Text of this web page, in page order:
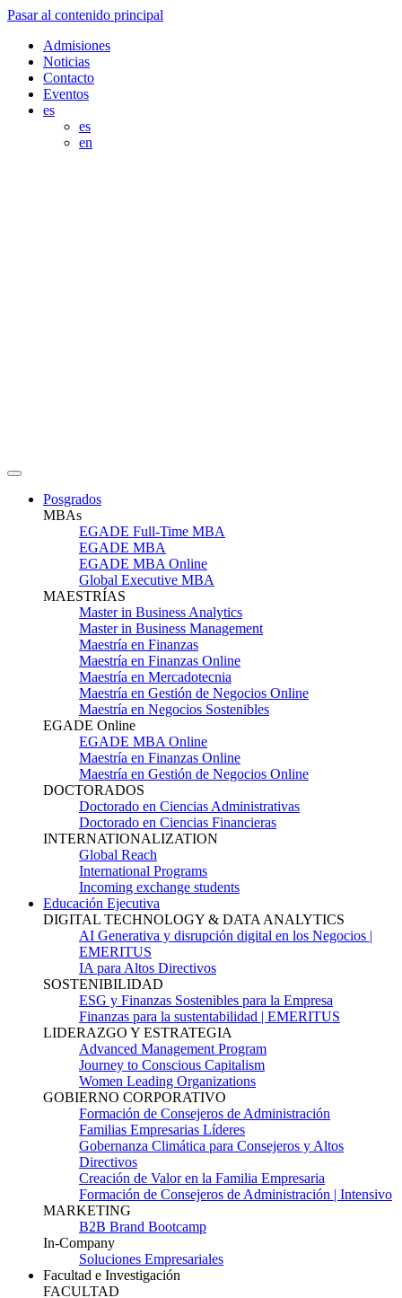
Pasar al contenido principal
Admisiones
Noticias
Contacto
Eventos
es
es
en
Posgrados
MBAs
EGADE Full-Time MBA
EGADE MBA
EGADE MBA Online
Global Executive MBA
MAESTRÍAS
Master in Business Analytics
Master in Business Management
Maestría en Finanzas
Maestría en Finanzas Online
Maestría en Mercadotecnia
Maestría en Gestión de Negocios Online
Maestría en Negocios Sostenibles
EGADE Online
EGADE MBA Online
Maestría en Finanzas Online
Maestría en Gestión de Negocios Online
DOCTORADOS
Doctorado en Ciencias Administrativas
Doctorado en Ciencias Financieras
INTERNATIONALIZATION
Global Reach
International Programs
Incoming exchange students
Educación Ejecutiva
DIGITAL TECHNOLOGY & DATA ANALYTICS
AI Generativa y disrupción digital en los Negocios |
EMERITUS
IA para Altos Directivos
SOSTENIBILIDAD
ESG y Finanzas Sostenibles para la Empresa
Finanzas para la sustentabilidad | EMERITUS
LIDERAZGO Y ESTRATEGIA
Advanced Management Program
Journey to Conscious Capitalism
Women Leading Organizations
GOBIERNO CORPORATIVO
Formación de Consejeros de Administración
Familias Empresarias Líderes
Gobernanza Climática para Consejeros y Altos
Directivos
Creación de Valor en la Familia Empresaria
Formación de Consejeros de Administración | Intensivo
MARKETING
B2B Brand Bootcamp
In-Company
Soluciones Empresariales
Facultad e Investigación
FACULTAD